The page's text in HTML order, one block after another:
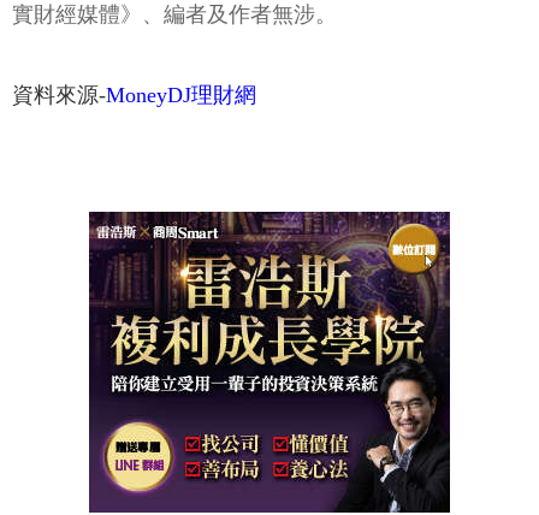
實財經媒體》、編者及作者無涉。
資料來源-MoneyDJ理財網